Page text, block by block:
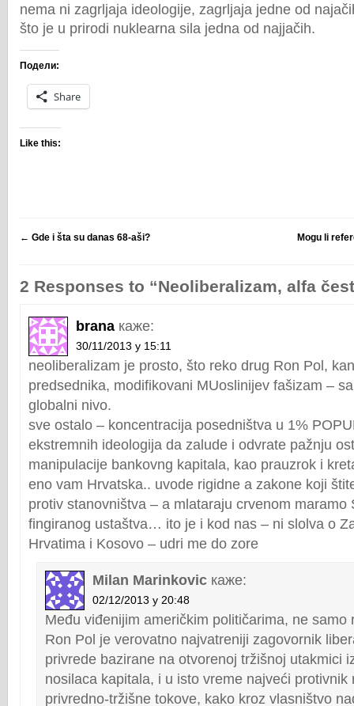
nema ni zagrljaja ideologije, zagrljaja jedne od
što je u prirodi nuklearna sila jedna od najjačih.
Подели:
Share
Like this:
← Gde i šta su danas 68-aši? Mogu li
2 Responses to “Neoliberalizam, alfa
brana каже:
30/11/2013 у 15:11
neoliberalizam je prosto, što reko drug Ron Pol,
predsednika, modifikovani MUoslinijev fašizam –
globalni nivo.
sve ostalo – koncentracija posedništva u 1%
ekstremnih ideologija da zalude i odvrate pažnju
manipulacije bankovng kapitala, kao prauzrok i
eno vam Hrvatska.. uvode rigidne a zakone koji
protiv stanovništva – a mlataraju crvenom maramo
fingiranog ustaštva… ito je i kod nas – ni slolva o
Hrvatima i Kosovo – udri me do zore
Milan Marinkovic каже:
02/12/2013 у 20:48
Među viđenijim američkim političarima, ne samo
Ron Pol je verovatno najvatreniji zagovornik
privrede bazirane na otvorenoj tržišnoj utakmici
nosilaca kapitala, i u isto vreme najveći protivnik
privredno-tržišne tokove, kako kroz vlasništvo